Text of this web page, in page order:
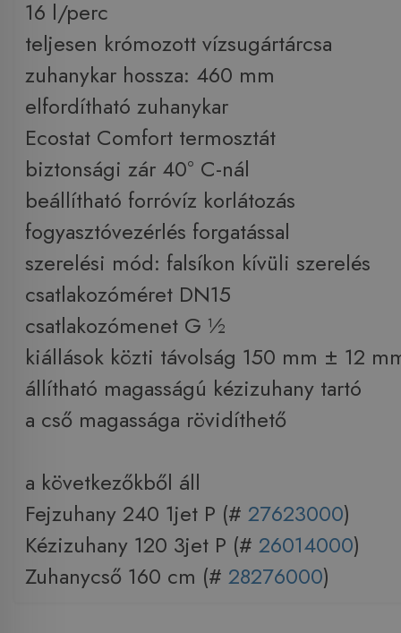
16 l/perc
teljesen krómozott vízsugártárcsa
zuhanykar hossza: 460 mm
elfordítható zuhanykar
Ecostat Comfort termosztát
biztonsági zár 40° C-nál
beállítható forróvíz korlátozás
fogyasztóvezérlés forgatással
szerelési mód: falsíkon kívüli szerelés
csatlakozóméret DN15
csatlakozómenet G ½
kiállások közti távolság 150 mm ± 12
állítható magasságú kézizuhany tartó
a cső magassága rövidíthető
a következőkből áll
Fejzuhany 240 1jet P (# 27623000)
Kézizuhany 120 3jet P (# 26014000)
Zuhanycső 160 cm (# 28276000)